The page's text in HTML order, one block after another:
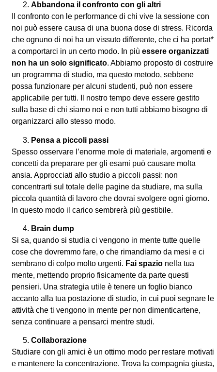
Abbandona il confronto con gli altri
Il confronto con le performance di chi vive la sessione con
noi può essere causa di una buona dose di stress. Ricorda
che ognuno di noi ha un vissuto differente, che ci ha portat*
a comportarci in un certo modo. In più essere organizzati
non ha un solo significato. Abbiamo proposto di costruire
un programma di studio, ma questo metodo, sebbene
possa funzionare per alcuni studenti, può non essere
applicabile per tutti. Il nostro tempo deve essere gestito
sulla base di chi siamo noi e non tutti abbiamo bisogno di
organizzarci allo stesso modo.
Pensa a piccoli passi
Spesso osservare l’enorme mole di materiale, argomenti e
concetti da preparare per gli esami può causare molta
ansia. Approcciati allo studio a piccoli passi: non
concentrarti sul totale delle pagine da studiare, ma sulla
piccola quantità di lavoro che dovrai svolgere ogni giorno.
In questo modo il carico sembrerà più gestibile.
Brain dump
Si sa, quando si studia ci vengono in mente tutte quelle
cose che dovremmo fare, o che rimandiamo da mesi e ci
sembrano di colpo molto urgenti. Fai spazio nella tua
mente, mettendo proprio fisicamente da parte questi
pensieri. Una strategia utile è tenere un foglio bianco
accanto alla tua postazione di studio, in cui puoi segnare le
attività che ti vengono in mente per non dimenticartene,
senza continuare a pensarci mentre studi.
Collaborazione
Studiare con gli amici è un ottimo modo per restare motivati
e mantenere la concentrazione. Trova la compagnia giusta,